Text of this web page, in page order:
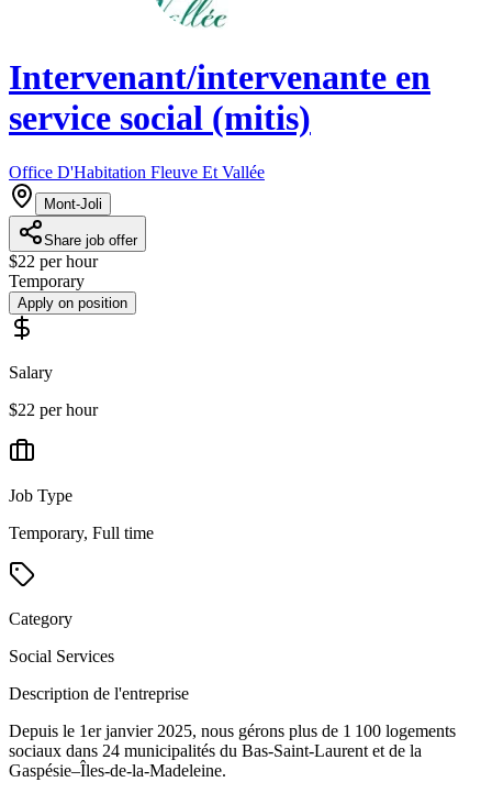
Intervenant/intervenante en
service social (mitis)
Office D'Habitation Fleuve Et Vallée
Mont-Joli
Share job offer
$22 per hour
Temporary
Apply on position
Salary
$22 per hour
Job Type
Temporary, Full time
Category
Social Services
Description de l'entreprise
Depuis le 1er janvier 2025, nous gérons plus de 1 100 logements
sociaux dans 24 municipalités du Bas-Saint-Laurent et de la
Gaspésie–Îles-de-la-Madeleine.